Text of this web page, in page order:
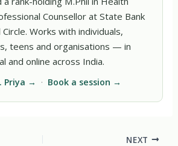
Counsellor at State Bank
Works with individuals,
teens and organisations — in
and online across India.
Priya → · Book a session →
NEXT